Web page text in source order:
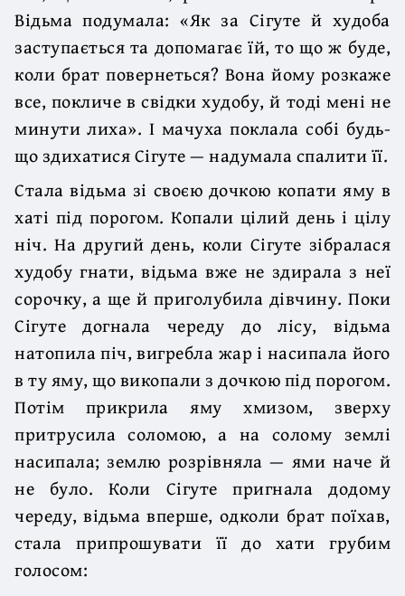
Відьма подумала: «Як за Сігуте й худоба
заступається та допомагає їй, то що ж буде,
коли брат повернеться? Вона йому розкаже
все, покличе в свідки худобу, й тоді мені не
минути лиха». І мачуха поклала собі будь-
що здихатися Сігуте — надумала спалити її.
Стала відьма зі своєю дочкою копати яму в
хаті під порогом. Копали цілий день і цілу
ніч. На другий день, коли Сігуте зібралася
худобу гнати, відьма вже не здирала з неї
сорочку, а ще й приголубила дівчину. Поки
Сігуте догнала череду до лісу, відьма
натопила піч, вигребла жар і насипала його
в ту яму, що викопали з дочкою під порогом.
Потім прикрила яму хмизом, зверху
притрусила соломою, а на солому землі
насипала; землю розрівняла — ями наче й
не було. Коли Сігуте пригнала додому
череду, відьма вперше, одколи брат поїхав,
стала припрошувати її до хати грубим
голосом: